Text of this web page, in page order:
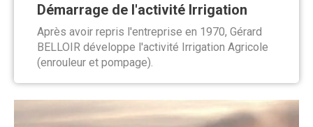
Démarrage de l'activité Irrigation
Après avoir repris l'entreprise en 1970, Gérard
BELLOIR développe l'activité Irrigation Agricole
(enrouleur et pompage).